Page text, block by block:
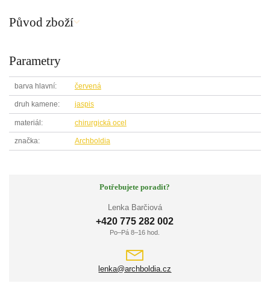
Původ zboží
Parametry
barva hlavní červená
druh kamene jaspis
materiál chirurgická ocel
značka Archboldia
Potřebujete poradit?
Lenka Barčiová
+420 775 282 002
Po–Pá 8–16 hod.
lenka@archboldia.cz